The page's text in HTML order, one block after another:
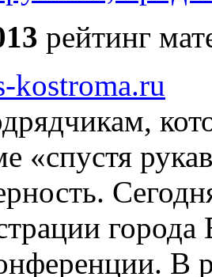
рейтинг
kostroma.ru
«спустя
В